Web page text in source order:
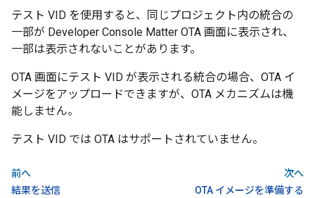
テスト VID を使用すると、同じプロジェクト内の統合の
一部が Developer Console Matter OTA 画面に表示され、
一部は表示されないことがあります。
OTA 画面にテスト VID が表示される統合の場合、OTA イ
メージをアップロードできますが、OTA メカニズムは機
能しません。
テスト VID では OTA はサポートされていません。
前へ
結果を送信
次へ
OTA イメージを準備する